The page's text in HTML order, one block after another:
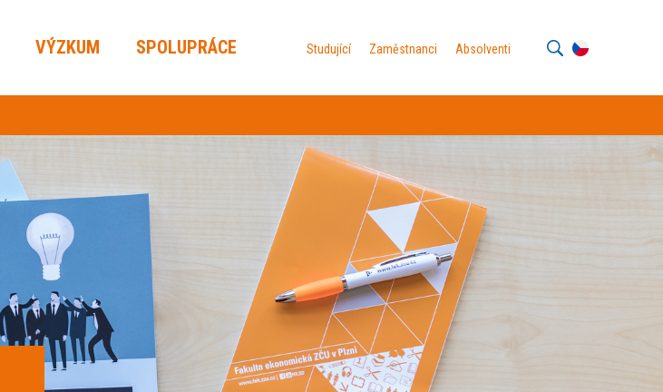
VÝZKUM SPOLUPRÁCE Studující Zaměstnanci Absolventi